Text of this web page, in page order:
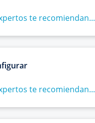
te recomiendan...
te recomiendan...